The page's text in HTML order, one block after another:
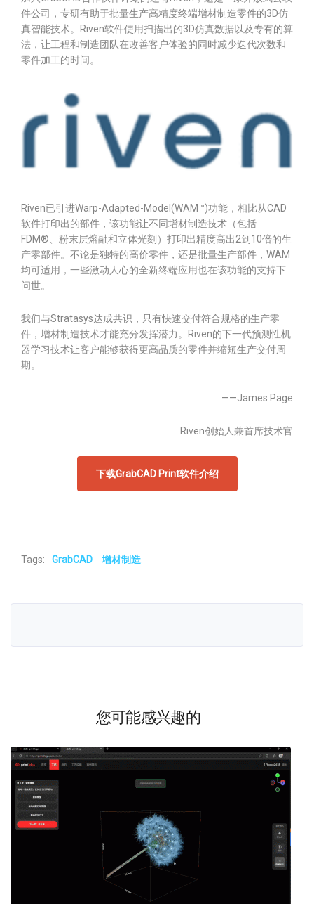
件公司，专研有助于批量生产高精度终端增材制造零件的3D仿
真智能技术。Riven软件使用扫描出的3D仿真数据以及专有的算
法，让工程和制造团队在改善客户体验的同时减少迭代次数和
零件加工的时间。
Riven已引进Warp-Adapted-Model(WAM™)功能，相比从CAD
软件打印出的部件，该功能让不同增材制造技术（包括
FDM®、粉末层熔融和立体光刻）打印出精度高出2到10倍的生
产零部件。不论是独特的高价零件，还是批量生产部件，WAM
均可适用，一些激动人心的全新终端应用也在该功能的支持下
问世。
我们与Stratasys达成共识，只有快速交付符合规格的生产零
件，增材制造技术才能充分发挥潜力。Riven的下一代预测性机
器学习技术让客户能够获得更高品质的零件并缩短生产交付周
期。
——James Page
Riven创始人兼首席技术官
下载GrabCAD Print软件介绍
Tags: GrabCAD 增材制造
您可能感兴趣的